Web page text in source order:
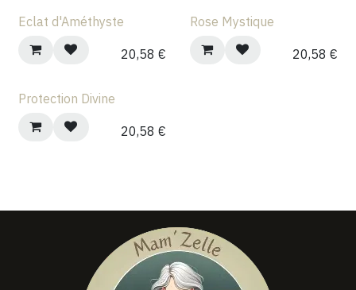
Eclat d'Améthyste
20,58 €
Rose Mystique
20,58 €
Protection Divine
20,58 €